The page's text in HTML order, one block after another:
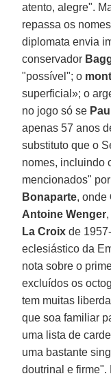
atento, alegre".
repassa os
diplomata envia
conservador
"possível"; o
superficial»; o
no jogo só se
apenas 57 anos
substituto que o
nomes, incluindo
mencionados"
Bonaparte, onde
Antoine Wenger
La Croix de
eclesiástico da
nota sobre o
excluídos os
tem muitas
que soa familiar
uma lista de
uma bastante
doutrinal e firme".